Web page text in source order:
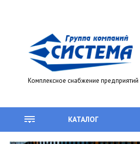
Комплексное снабжение предприятий
КАТАЛОГ